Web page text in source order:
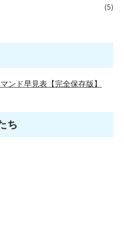
(5)
ンド早見表【完全保存版】
ち